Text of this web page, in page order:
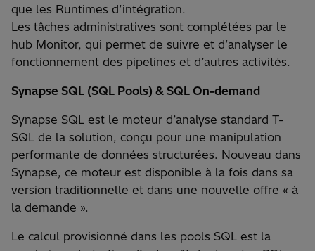
que les Runtimes d’intégration.
Les tâches administratives sont complétées par le
hub Monitor, qui permet de suivre et d’analyser le
fonctionnement des pipelines et d’autres activités.
Synapse SQL (SQL Pools) & SQL On-demand
Synapse SQL est le moteur d’analyse standard T-
SQL de la solution, conçu pour une manipulation
performante de données structurées. Nouveau dans
Synapse, ce moteur est disponible à la fois dans sa
version traditionnelle et dans une nouvelle offre « à
la demande ».
Le calcul provisionné dans les pools SQL est la